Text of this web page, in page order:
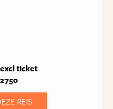
excl ticket
REIS